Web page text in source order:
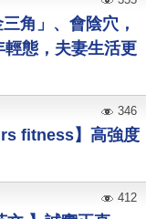
角」、會陰穴，
態，夫妻生活更
fitness】高強度
346
412